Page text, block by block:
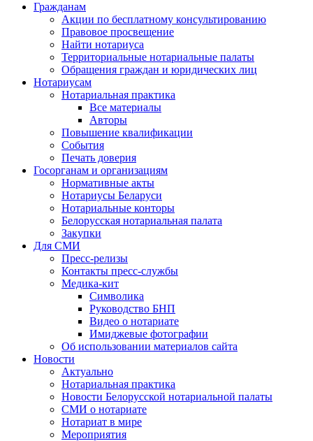
Гражданам
Акции по бесплатному консультированию
Правовое просвещение
Найти нотариуса
Территориальные нотариальные палаты
Обращения граждан и юридических лиц
Нотариусам
Нотариальная практика
Все материалы
Авторы
Повышение квалификации
События
Печать доверия
Госорганам и организациям
Нормативные акты
Нотариусы Беларуси
Нотариальные конторы
Белорусская нотариальная палата
Закупки
Для СМИ
Пресс-релизы
Контакты пресс-службы
Медика-кит
Символика
Руководство БНП
Видео о нотариате
Имиджевые фотографии
Об использовании материалов сайта
Новости
Актуально
Нотариальная практика
Новости Белорусской нотариальной палаты
СМИ о нотариате
Нотариат в мире
Мероприятия